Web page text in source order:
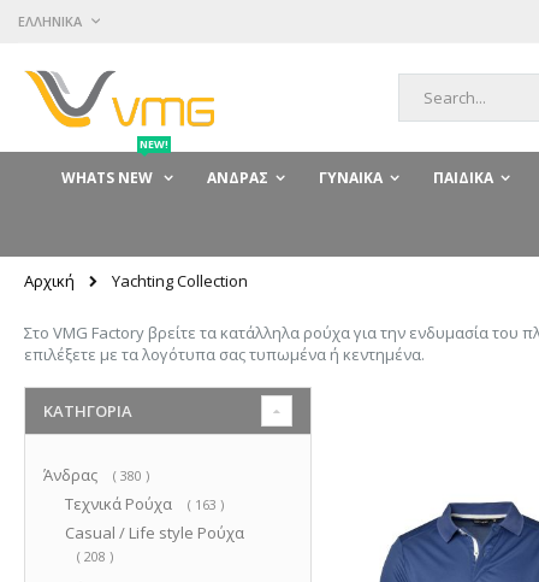
Μετάβαση
περιεχόμενο
ΓΛΏΣΣΑ
ΕΛΛΗΝΙΚΆ
WHATS NEW
NEW!
ΆΝΔΡΑΣ ΓΥΝΑΊΚΑ ΠΑΙΔΙΚΆ
Αρχική Yachting Collection
Στo VMG Factory βρείτε τα κατάλληλα ρούχα για την ενδυμασία
επιλέξετε με τα λογότυπα σας τυπωμένα ή κεντημένα.
ΚΑΤΗΓΟΡΊΑ
Άνδρας 380 στοιχεία
Τεχνικά Ρούχα 163 στοιχεία
Casual / Life style Ρούχα
208 στοιχεία